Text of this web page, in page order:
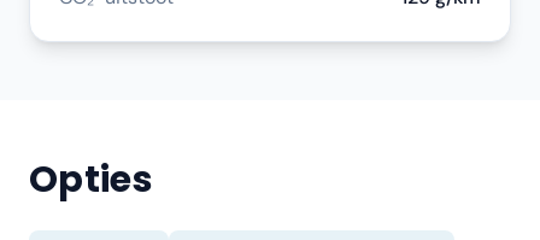
Opties